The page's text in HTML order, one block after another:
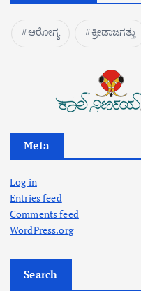
ಆರೋಗ್ಯ ಕ್ರೀಡಾಜಗತ್ತು
Meta
Log in
Entries feed
Comments feed
WordPress.org
Search